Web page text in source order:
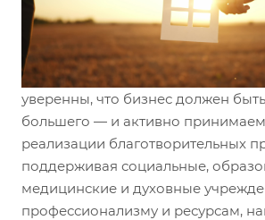
уверенны, что бизнес должен
большего — и активно принимаем
реализации благотворительных
поддерживая социальные,
медицинские и духовные
профессионализму и ресурсам,